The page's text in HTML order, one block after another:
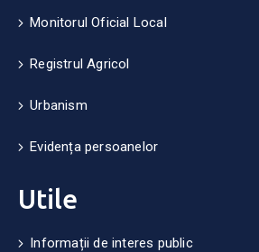
Monitorul Oficial Local
Registrul Agricol
Urbanism
Evidența persoanelor
Utile
Informații de interes public